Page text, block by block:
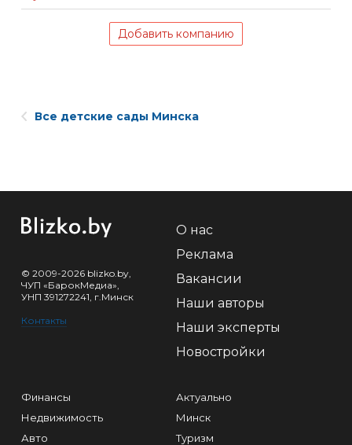
Добавить компанию
Все детские сады Минска
© 2009-2026 blizko.by,
ЧУП «БарокМедиа»,
УНП 391272241, г.Минск
Контакты
О нас
Реклама
Вакансии
Наши авторы
Наши эксперты
Новостройки
Финансы
Недвижимость
Авто
Актуально
Минск
Туризм